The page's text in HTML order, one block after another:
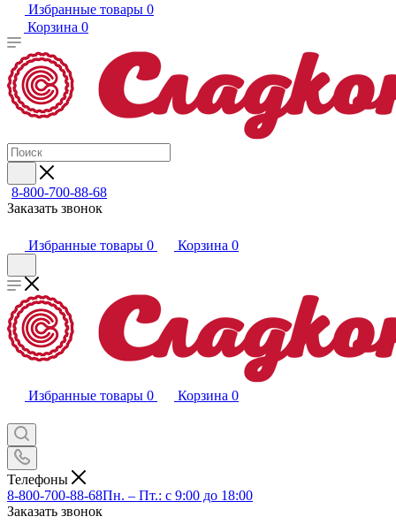
Избранные товары 0
Корзина 0
8-800-700-88-68
Заказать звонок
Избранные товары 0 Корзина 0
Избранные товары 0 Корзина 0
Телефоны
8-800-700-88-68Пн. – Пт.: с 9:00 до 18:00
Заказать звонок